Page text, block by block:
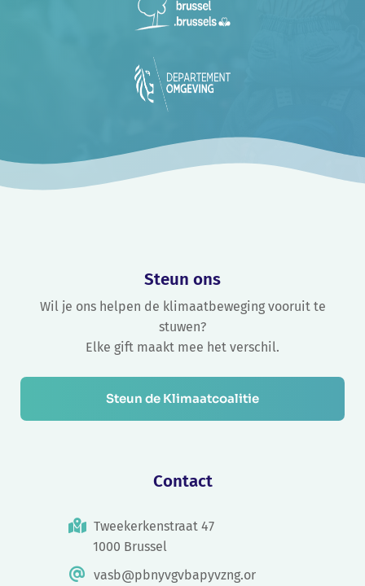
Steun ons
Wil je ons helpen de klimaatbeweging vooruit te
stuwen?
Elke gift maakt mee het verschil.
Steun de Klimaatcoalitie
Contact
Tweekerkenstraat 47
1000 Brussel
vasb@pbnyvgvbapyvzng.or